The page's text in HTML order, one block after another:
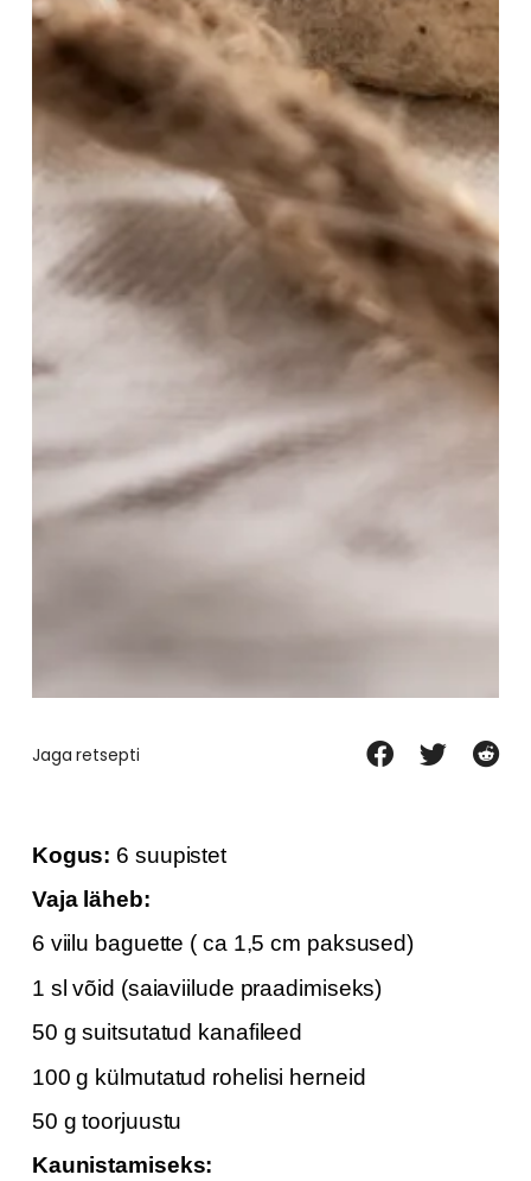
Jaga retsepti
Kogus: 6 suupistet
Vaja läheb:
6 viilu baguette ( ca 1,5 cm paksused)
1 sl võid (saiaviilude praadimiseks)
50 g suitsutatud kanafileed
100 g külmutatud rohelisi herneid
50 g toorjuustu
Kaunistamiseks: